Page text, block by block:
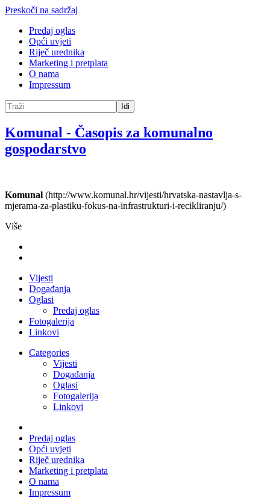
Preskoči na sadržaj
Predaj oglas
Opći uvjeti
Riječ urednika
Marketing i pretplata
O nama
Impressum
Idi
Komunal - Časopis za komunalno
gospodarstvo
Komunal (http://www.komunal.hr/vijesti/hrvatska-nastavlja-s-
mjerama-za-plastiku-fokus-na-infrastrukturi-i-recikliranju/)
Više
Vijesti
Događanja
Oglasi
Predaj oglas
Fotogalerija
Linkovi
Categories
Vijesti
Događanja
Oglasi
Fotogalerija
Linkovi
Predaj oglas
Opći uvjeti
Riječ urednika
Marketing i pretplata
O nama
Impressum